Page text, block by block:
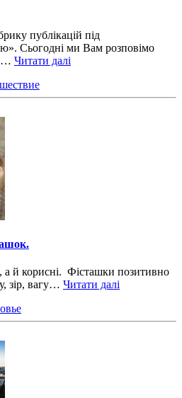
публікацій під
Сьогодні ми Вам розповімо
Читати далі
а й корисні. Фісташки позитивно
зір, вагу… Читати далі